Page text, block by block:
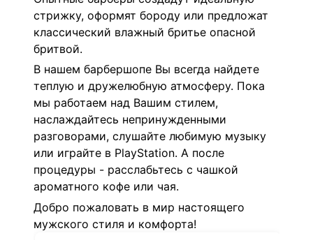
стрижку, оформят бороду или предложат
классический влажный бритье опасной
бритвой.
В нашем барбершопе Вы всегда найдете
теплую и дружелюбную атмосферу. Пока
мы работаем над Вашим стилем,
наслаждайтесь непринужденными
разговорами, слушайте любимую музыку
или играйте в PlayStation. А после
процедуры - расслабьтесь с чашкой
ароматного кофе или чая.
Добро пожаловать в мир настоящего
мужского стиля и комфорта!